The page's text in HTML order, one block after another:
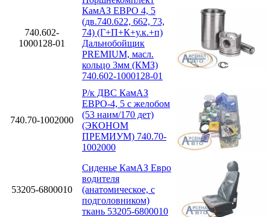
740.602-
1000128-01
КамАЗ ЕВРО 4, 5
(дв.740.622, 662, 73,
74) (Г+П+К+у.к.+п)
Дальнобойщик
PREMIUM, масл.
кольцо 3мм (КМЗ)
740.602-1000128-01
740.70-1002000
Р/к ДВС КамАЗ
ЕВРО-4, 5 с желобом
(53 наим/170 дет)
(ЭКОНОМ
ПРЕМИУМ) 740.70-
1002000
53205-6800010
Сиденье КамАЗ Евро
водителя
(анатомическое, с
подголовником)
ткань 53205-6800010